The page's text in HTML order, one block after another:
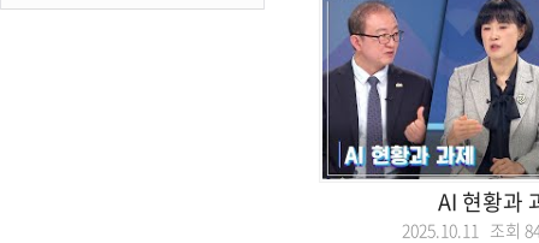
AI 현황과
2025.10.11 조회